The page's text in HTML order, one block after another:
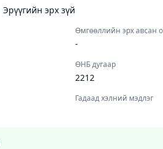
Эрүүгийн эрх зүй
Өмгөөллийн эрх авсан
-
ӨНБ дугаар
2212
Гадаад хэлний мэдлэг